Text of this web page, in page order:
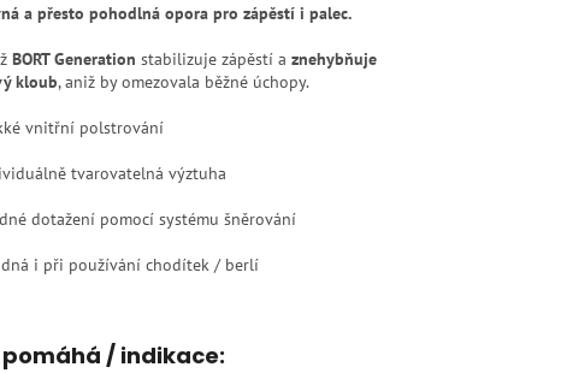
a přesto pohodlná opora pro zápěstí i palec.
BORT Generation stabilizuje zápěstí a znehybňuje
kloub, aniž by omezovala běžné úchopy.
vnitřní polstrování
tvarovatelná výztuha
dotažení pomocí systému šněrování
i při používání chodítek / berlí
pomáhá / indikace: